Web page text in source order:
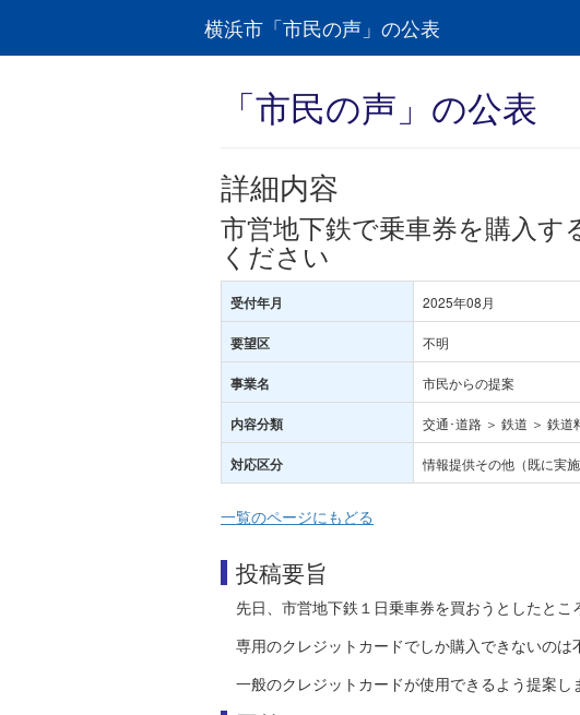
横浜市「市民の声」の公表
「市民の声」の公表
詳細内容
市営地下鉄で乗車券を購入
ください
受付年月 2025年08月
要望区 不明
事業名 市民からの提案
内容分類 交通･道路 ＞ 鉄道 ＞ 鉄道
対応区分 情報提供その他（既に実
一覧のページにもどる
投稿要旨
先日、市営地下鉄１日乗車券を買おうとしたとこ
専用のクレジットカードでしか購入できないのは
一般のクレジットカードが使用できるよう提案し